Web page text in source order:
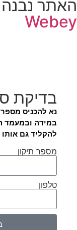
האתר נבנה
Webey
בדיקת
נא להכניס מספר
במידה ובמעמד
להקליד גם אותו
מספר תיקון
טלפון